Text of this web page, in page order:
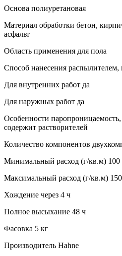
Основа полиуретановая
Материал обработки бетон,
асфальт
Область применения для пола
Способ нанесения распылителем,
Для внутренних работ да
Для наружных работ да
Особенности паропроницаемость,
содержит растворителей
Количество компонентов
Минимальный расход (г/кв.м) 100
Максимальный расход (г/кв.м) 150
Хождение через 4 ч
Полное высыхание 48 ч
Фасовка 5 кг
Производитель Hahne